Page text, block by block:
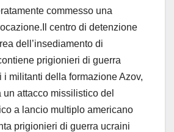
commesso una
centro di detenzione
dell’insediamento di
prigionieri di guerra
i militanti della formazione Azov,
attacco missilistico del
a lancio multiplo americano
prigionieri di guerra ucraini